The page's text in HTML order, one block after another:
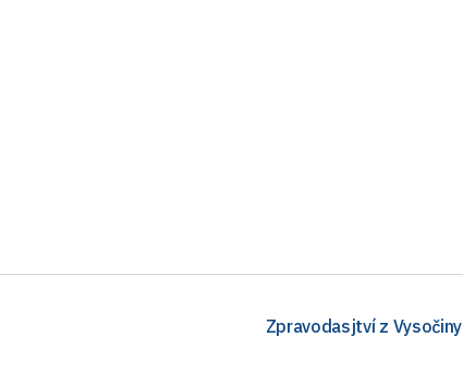
Zpravodasjtví z Vysočiny